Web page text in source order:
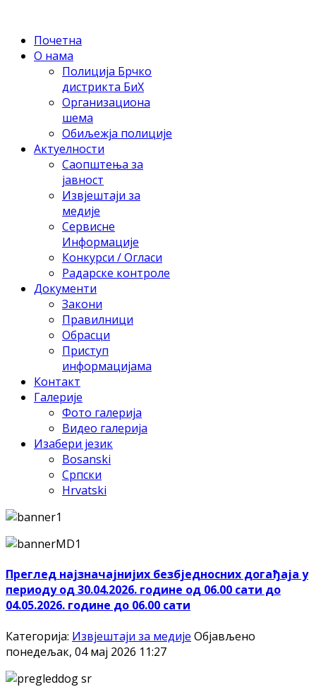
Почетна
О нама
Полиција Брчко
дистрикта БиХ
Организациона
шема
Обиљежја полиције
Актуелности
Саопштења за
јавност
Извјештаји за
медије
Сервисне
Информације
Конкурси / Огласи
Радарске контроле
Документи
Закони
Правилници
Обрасци
Приступ
информацијама
Контакт
Галерије
Фото галерија
Видео галерија
Изабери језик
Bosanski
Српски
Hrvatski
Преглед најзначајнијих безбједносних догађаја у
периоду од 30.04.2026. године од 06.00 сати до
04.05.2026. године до 06.00 сати
Категорија: Извјештаји за медије Објављено
понедељак, 04 мај 2026 11:27